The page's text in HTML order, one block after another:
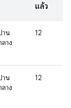
แล้ว
าน
ลาง
12
าน
ลาง
12